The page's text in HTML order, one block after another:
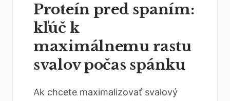
Proteín pred spaním:
kľúč k
maximálnemu rastu
svalov počas spánku
Ak chcete maximalizovať svalový